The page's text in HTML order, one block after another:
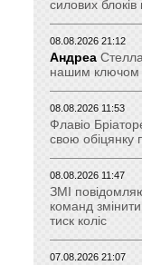
силових
08.08.2026 21:12
Андреа
нашим ключом
08.08.2026 11:53
Флавіо
свою обіцянку
08.08.2026 11:47
ЗМІ
команд
тиск коліс
07.08.2026 21:07